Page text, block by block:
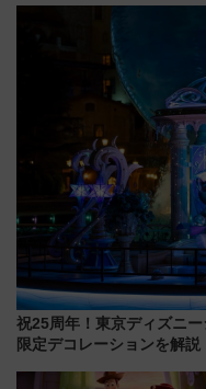
族旅行！ 深夜の正丸トンネ
検や特急ラビューも
祝25周年！東京ディズニ
限定デコレーションを解説